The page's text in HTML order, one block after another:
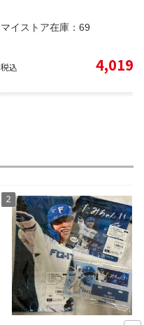
マイストア在庫： 69
税込 4,019